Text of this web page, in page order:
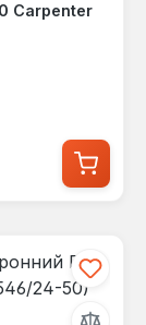
Carpenter